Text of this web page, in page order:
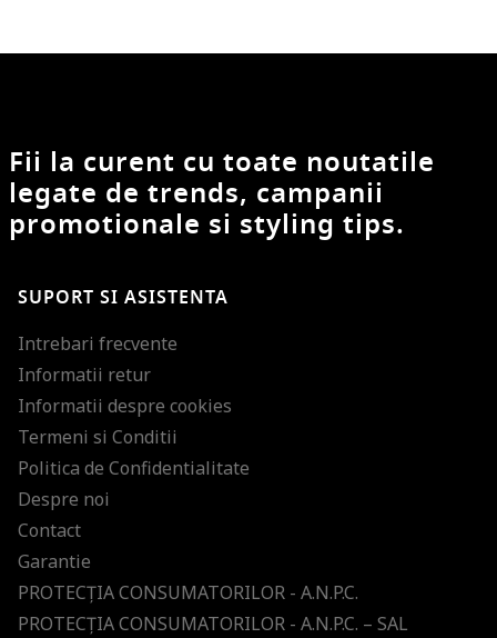
Fii la curent cu toate noutatile
legate de trends, campanii
promotionale si styling tips.
SUPORT SI ASISTENTA
Intrebari frecvente
Informatii retur
Informatii despre cookies
Termeni si Conditii
Politica de Confidentialitate
Despre noi
Contact
Garantie
PROTECŢIA CONSUMATORILOR - A.N.P.C.
PROTECŢIA CONSUMATORILOR - A.N.P.C. – SAL